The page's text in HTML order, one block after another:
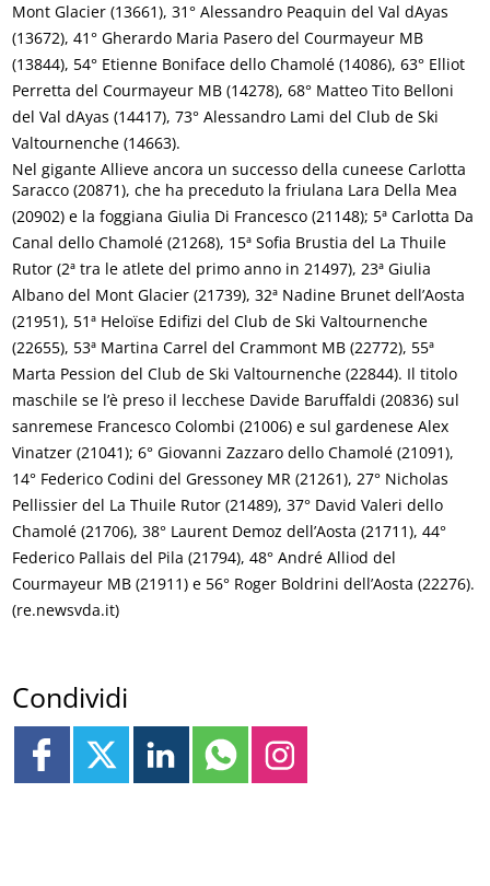
Mont Glacier (13661), 31° Alessandro Peaquin del Val dAyas
(13672), 41° Gherardo Maria Pasero del Courmayeur MB
(13844), 54° Etienne Boniface dello Chamolé (14086), 63° Elliot
Perretta del Courmayeur MB (14278), 68° Matteo Tito Belloni
del Val dAyas (14417), 73° Alessandro Lami del Club de Ski
Valtournenche (14663).
Nel gigante Allieve ancora un successo della cuneese Carlotta
Saracco (20871), che ha preceduto la friulana Lara Della Mea
(20902) e la foggiana Giulia Di Francesco (21148); 5ª Carlotta Da
Canal dello Chamolé (21268), 15ª Sofia Brustia del La Thuile
Rutor (2ª tra le atlete del primo anno in 21497), 23ª Giulia
Albano del Mont Glacier (21739), 32ª Nadine Brunet dell’Aosta
(21951), 51ª Heloïse Edifizi del Club de Ski Valtournenche
(22655), 53ª Martina Carrel del Crammont MB (22772), 55ª
Marta Pession del Club de Ski Valtournenche (22844). Il titolo
maschile se l’è preso il lecchese Davide Baruffaldi (20836) sul
sanremese Francesco Colombi (21006) e sul gardenese Alex
Vinatzer (21041); 6° Giovanni Zazzaro dello Chamolé (21091),
14° Federico Codini del Gressoney MR (21261), 27° Nicholas
Pellissier del La Thuile Rutor (21489), 37° David Valeri dello
Chamolé (21706), 38° Laurent Demoz dell’Aosta (21711), 44°
Federico Pallais del Pila (21794), 48° André Alliod del
Courmayeur MB (21911) e 56° Roger Boldrini dell’Aosta (22276).
(re.newsvda.it)
Condividi